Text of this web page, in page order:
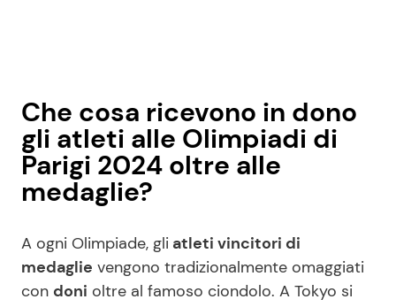
Che cosa ricevono in dono
gli atleti alle Olimpiadi di
Parigi 2024 oltre alle
medaglie?
A ogni Olimpiade, gli atleti vincitori di
medaglie vengono tradizionalmente omaggiati
con doni oltre al famoso ciondolo. A Tokyo si